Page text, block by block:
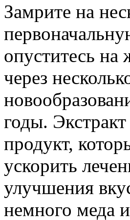
Замрите на
опуститесь на
через
годы.
продукт,
ускорить
улучшения
немного меда